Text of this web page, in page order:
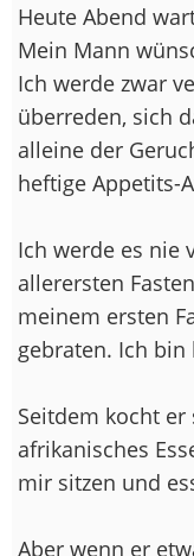
Heute Abend
Mein Mann
Ich werde zwar
überreden, sich
alleine der
heftige Appetits-
Ich werde es nie
allerersten
meinem ersten
gebraten. Ich bin
Seitdem kocht
afrikanisches
mir sitzen und
Aber wenn er